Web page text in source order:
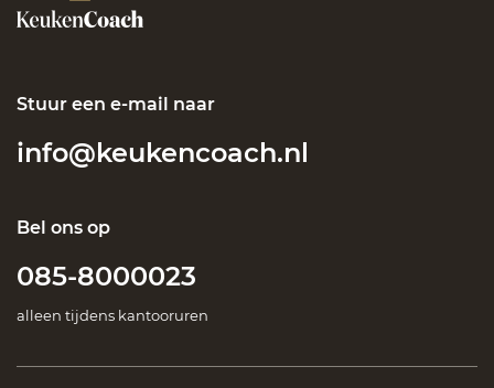
Stuur een e-mail naar
info@keukencoach.nl
Bel ons op
085-8000023
alleen tijdens kantooruren